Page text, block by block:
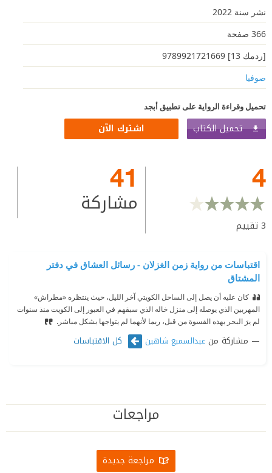
نشر سنة 2022
366 صفحة
[ردمك 13] 9789921721669
صوفيا
تحميل وقراءة الرواية على تطبيق أبجد
تحميل الكتاب اشترك الآن
4
3تقييم
41
مشاركة
اقتباسات من رواية زمن الغزلان - رسائل العشاق في دفتر
المشتاق
كان عليه أن يصل إلى الساحل الكويتي آخر الليل، حيث ينتظره «مطراش»
المهربين الذي يوصله إلى منزل خاله الذي سبقهم في العبور إلى الكويت منذ سنوات
لم يرَ البحر بهذه القسوة من قبل، ربما لأنهما لم يتواجها بشكل مباشر.
مشاركة من عبدالسميع شاهين كل الاقتباسات
مراجعات
مراجعة جديدة